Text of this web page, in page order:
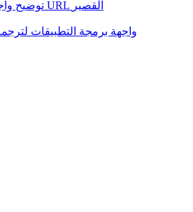
توضيح واجهة برمجة تطبيقات URL القصير
واجهة برمجة التطبيقات